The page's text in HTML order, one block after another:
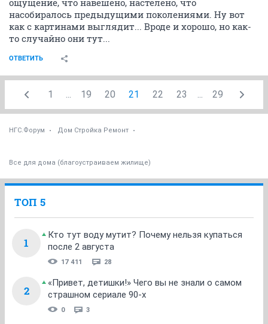
насобиралось предыдущими поколениями. Ну вот
как с картинами выглядит... Вроде и хорошо, но как-
то случайно они тут...
ОТВЕТИТЬ
1 19 20 21 22 23 29
НГС.Форум Дом Стройка Ремонт
Все для дома (благоустраиваем жилище)
ТОП 5
1
Кто тут воду мутит? Почему нельзя купаться
после 2 августа
17 411 28
2
«Привет, детишки!» Чего вы не знали о самом
страшном сериале 90-х
0 3